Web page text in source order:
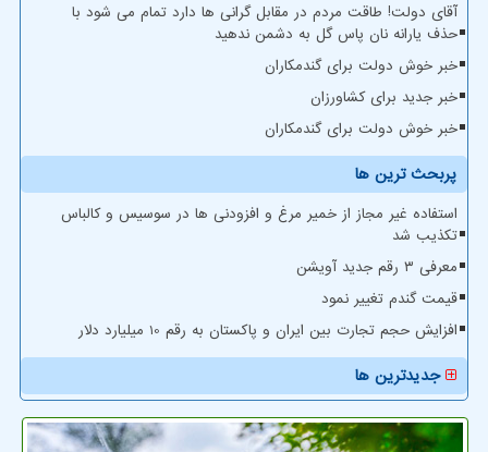
آقای دولت! طاقت مردم در مقابل گرانی ها دارد تمام می شود با
حذف یارانه نان پاس گل به دشمن ندهید
خبر خوش دولت برای گندمکاران
خبر جدید برای کشاورزان
خبر خوش دولت برای گندمکاران
پربحث ترین ها
استفاده غیر مجاز از خمیر مرغ و افزودنی ها در سوسیس و کالباس
تکذیب شد
معرفی ۳ رقم جدید آویشن
قیمت گندم تغییر نمود
افزایش حجم تجارت بین ایران و پاکستان به رقم 10 میلیارد دلار
جدیدترین ها